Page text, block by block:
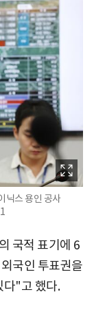
닉스 용인 공사
국적 표기에 6
국인 투표권을
다"고 했다.